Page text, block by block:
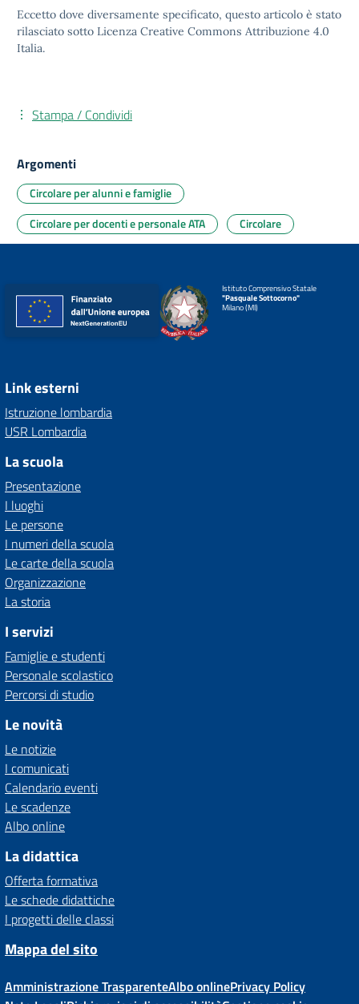
Eccetto dove diversamente specificato, questo articolo è stato
rilasciato sotto Licenza Creative Commons Attribuzione 4.0
Italia.
Stampa / Condividi
Argomenti
Circolare per alunni e famiglie
Circolare per docenti e personale ATA
Circolare
Istituto Comprensivo Statale
"Pasquale Sottocorno"
Milano (MI)
Link esterni
Istruzione lombardia
USR Lombardia
La scuola
Presentazione
I luoghi
Le persone
I numeri della scuola
Le carte della scuola
Organizzazione
La storia
I servizi
Famiglie e studenti
Personale scolastico
Percorsi di studio
Le novità
Le notizie
I comunicati
Calendario eventi
Le scadenze
Albo online
La didattica
Offerta formativa
Le schede didattiche
I progetti delle classi
Mappa del sito
Amministrazione TrasparenteAlbo onlinePrivacy Policy